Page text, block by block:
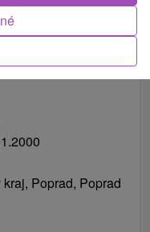
Poprad, Poprad